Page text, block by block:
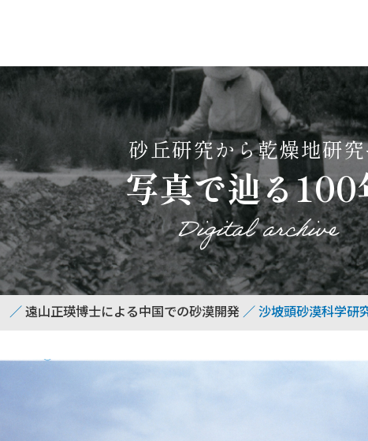
砂丘研究から乾燥地研
写真で辿る100
Digital archive
遠山正瑛博士による中国での砂漠開発 沙坡頭砂漠科学研